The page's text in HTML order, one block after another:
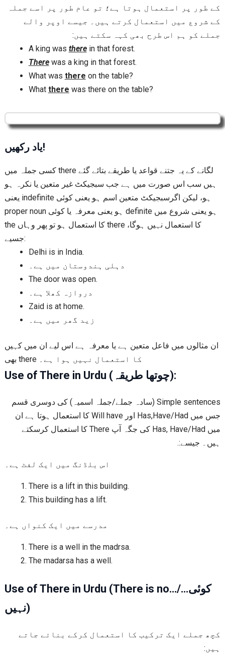
کے طور پر استعمال ہوتا ہے؛ تو عام طور پر اسے جملہ
کے شروع میں استعمال کرتے ہیں۔ جیسے اوپر والے
جملے کو ہم اس طرح بھی کہہ سکتے ہیں:
A king was therein that forest.
Therewas a king in that forest.
What was there on the table?
What there was there on the table?
یاد رکھیں!
کسی جملہ میں there لگانے کے یہ جتنے قواعد یا طریقے بتائے گئے
ہیں سب اس صورت میں ہے جب سبجیکٹ غیر متعین یا نکرہ ہو
یعنی indefinite ہو، لیکن اگرسبجیکٹ متعین اسم ہو یعنی کوئی
proper noun ہو یعنی معرفہ یا کوئی definite ہو یعنی شروع میں
the کا استعمال ہو تو پھر وہاں there کا استعمال نہیں ہوگا،
جسیے:
Delhi is in India.
دہلی ہندوستان میں ہے۔
The door was open.
دروازہ کھلا ہے۔
Zaid is at home.
زید گھر میں ہے۔
ان مثالوں میں فاعل متعین ہے یا معرفہ ہے اس لیے ان میں کہیں
بھی there کا استعمال نہیں ہوا ہے۔
Use of There in Urdu (چوتھا طریقہ):
Simple sentences (سادہ جملے/جملہ اسمیہ) کی دوسری قسم
جس میں Has,Have/Had اور Will have کا استعمال ہوتا ہے ان
میں Has, Have/Had کی جگہ آپ There کا استعمال کرسکتے
ہیں۔ جیسے:.
اس بلڈنگ میں ایک لفٹ ہے۔
There is a lift in this building.
This building has a lift.
مدرسے میں ایک کنواں ہے۔
There is a well in the madrsa.
The madarsa has a well.
Use of There in Urdu (There is no…/کوئی…
نہیں)
کچھ جملے ایک ترکیب کا استعمال کرکے بنائے جاتے
ہیں: